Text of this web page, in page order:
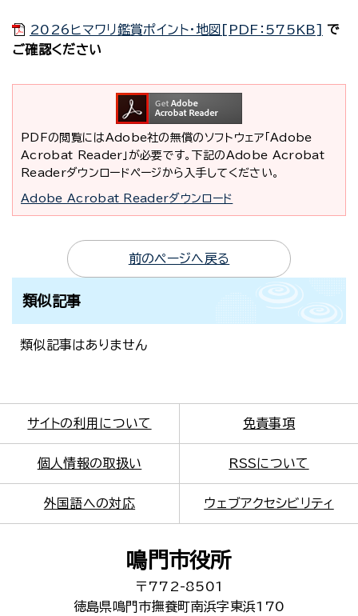
2026ヒマワリ鑑賞ポイント・地図[PDF：575KB]
で
ご確認ください
PDFの閲覧にはAdobe社の無償のソフトウェア「Adobe
Acrobat Reader」が必要です。下記のAdobe Acrobat
Readerダウンロードページから入手してください。
Adobe Acrobat Readerダウンロード
前のページへ戻る
類似記事
類似記事はありません
サイトの利用について 免責事項
個人情報の取扱い RSSについて
外国語への対応 ウェブアクセシビリティ
鳴門市役所
〒772-8501
徳島県鳴門市撫養町南浜字東浜170